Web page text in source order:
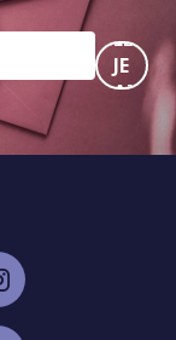
MELD
JE
AAN